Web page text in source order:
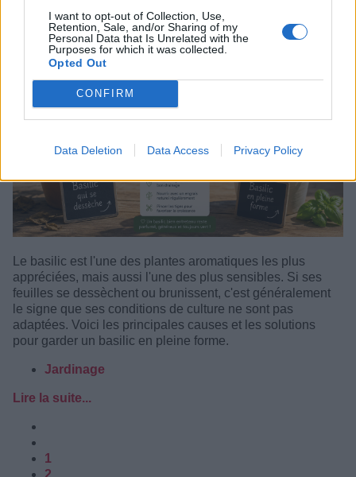
I want to opt-out of Collection, Use,
Retention, Sale, and/or Sharing of my
Personal Data that Is Unrelated with the
Purposes for which it was collected.
Opted Out
CONFIRM
Data Deletion Data Access Privacy Policy
Le basilic est l'une des plantes aromatiques les plus
appréciées, mais aussi l'une des plus sensibles. Si ses
feuilles se dessèchent ou brunissent, c'est généralement
le signe que ses conditions de culture ne sont pas
adaptées. Voici les principales causes et les solutions
pour garder un basilic en pleine forme.
Jardinage
Lire la suite...
1